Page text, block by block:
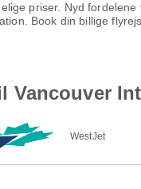
priser. Nyd
Book din billige
WestJet